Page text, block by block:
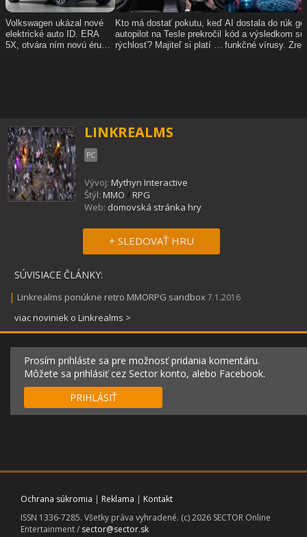
LINKREALMS
PC
Vývoj: Mythyn Interactive
Štýl: MMO / RPG
Web: domovská stránka hry
+ SLEDOVAŤ HRU
SÚVISIACE ČLÁNKY:
| Linkrealms ponúkne retro MMORPG sandbox7.1.2016
viac noviniek o Linkrealms >
Prosím prihláste sa pre možnosť pridania komentáru.
Môžete sa prihlásiť cez Sector konto, alebo Facebook.
PRIHLÁSIŤ
Ochrana súkromia | Reklama | Kontakt
ISSN 1336-7285. Všetky práva vyhradené. (c) 2026 SECTOR Online
Entertainment / sector@sector.sk